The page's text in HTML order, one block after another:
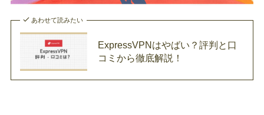
あわせて読みたい
ExpressVPNはやばい？評判と口
コミから徹底解説！